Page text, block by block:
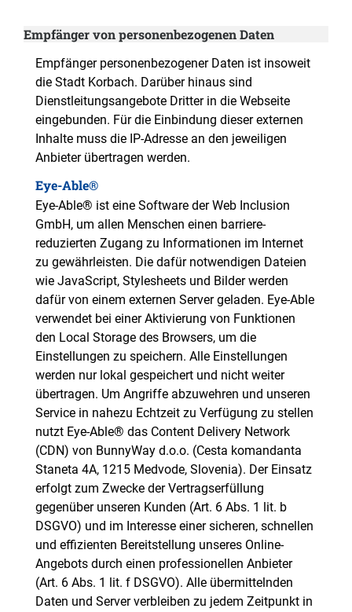
Empfänger von personenbezogenen Daten
Empfänger personenbezogener Daten ist insoweit
die Stadt Korbach. Darüber hinaus sind
Dienstleitungsangebote Dritter in die Webseite
eingebunden. Für die Einbindung dieser externen
Inhalte muss die IP-Adresse an den jeweiligen
Anbieter übertragen werden.
Eye-Able®
Eye-Able® ist eine Software der Web Inclusion
GmbH, um allen Menschen einen barriere-
reduzierten Zugang zu Informationen im Internet
zu gewährleisten. Die dafür notwendigen Dateien
wie JavaScript, Stylesheets und Bilder werden
dafür von einem externen Server geladen. Eye-Able
verwendet bei einer Aktivierung von Funktionen
den Local Storage des Browsers, um die
Einstellungen zu speichern. Alle Einstellungen
werden nur lokal gespeichert und nicht weiter
übertragen. Um Angriffe abzuwehren und unseren
Service in nahezu Echtzeit zu Verfügung zu stellen
nutzt Eye-Able® das Content Delivery Network
(CDN) von BunnyWay d.o.o. (Cesta komandanta
Staneta 4A, 1215 Medvode, Slovenia). Der Einsatz
erfolgt zum Zwecke der Vertragserfüllung
gegenüber unseren Kunden (Art. 6 Abs. 1 lit. b
DSGVO) und im Interesse einer sicheren, schnellen
und effizienten Bereitstellung unseres Online-
Angebots durch einen professionellen Anbieter
(Art. 6 Abs. 1 lit. f DSGVO). Alle übermittelnden
Daten und Server verbleiben zu jedem Zeitpunkt in